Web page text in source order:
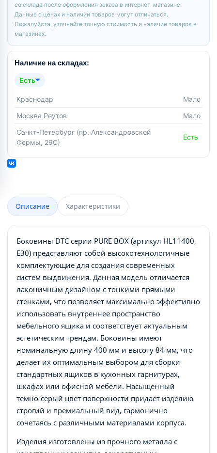
со склада после оформления заказа в интернет-магазине.
Данные о ценах и наличии товаров могут отличаться.
Пожалуйста, уточняйте точную стоимость и наличие товаров в
магазинах.
Наличие на складах:
Есть
Краснодар
Мало
Москва Реутов
Мало
Санкт-Петербург (пр. Александровской
Фермы, 29С)
Есть
Описание Характеристики
Боковины DTC серии PURE BOX (артикул HL11400,
E30) представляют собой высокотехнологичные
комплектующие для создания современных
систем выдвижения. Данная модель отличается
лаконичным дизайном с тонкими прямыми
стенками, что позволяет максимально эффективно
использовать внутреннее пространство
мебельного ящика и соответствует актуальным
эстетическим трендам. Боковины имеют
номинальную длину 400 мм и высоту 84 мм, что
делает их оптимальным выбором для сборки
стандартных ящиков в кухонных гарнитурах,
шкафах или офисной мебели. Насыщенный
темно-серый цвет поверхности придает изделию
строгий и премиальный вид, гармонично
сочетаясь с различными материалами корпуса.
Изделия изготовлены из прочного металла с